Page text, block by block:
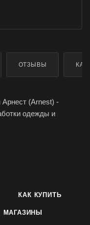
ОТЗЫВЫ
Арнест (Arnest) -
одежды и
прилипание одежды к
КАК КУПИТЬ
МАГАЗИНЫ